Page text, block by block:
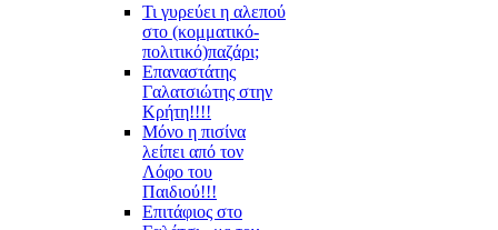
Τι γυρεύει η αλεπού
στο (κομματικό-
πολιτικό)παζάρι;
Επαναστάτης
Γαλατσιώτης στην
Κρήτη!!!!
Μόνο η πισίνα
λείπει από τον
Λόφο του
Παιδιού!!!
Επιτάφιος στο